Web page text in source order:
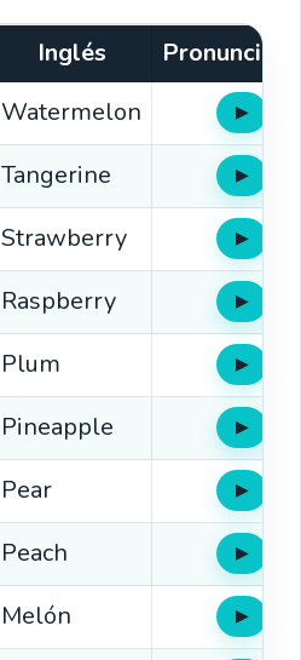
Inglés
Watermelon ▶Oír
Tangerine ▶Oír
Strawberry ▶Oír
Raspberry ▶Oír
Plum ▶Oír
Pineapple ▶Oír
Pear ▶Oír
Peach ▶Oír
Melón ▶Oír